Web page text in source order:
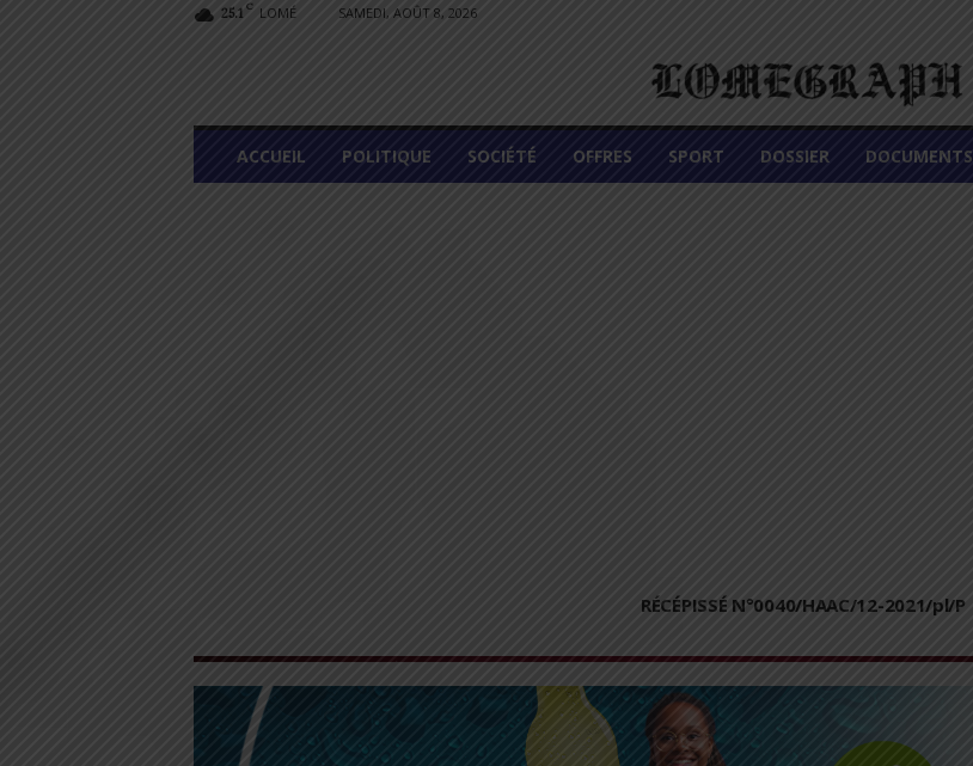
25.1 C LOMÉ SAMEDI, AOÛT 8, 2026
L
M
ACCUEIL POLITIQUE SOCIÉTÉ OFFRES SPORT DOSSIER DOCUMENTS
RÉCÉPISSÉ N°0040/HAAC/12-2021/pl/P